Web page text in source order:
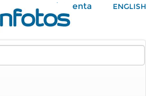
Mi Cuenta ENGLISH